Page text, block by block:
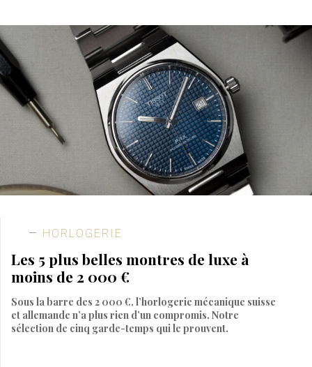
HORLOGERIE
Les 5 plus belles montres de luxe à
moins de 2 000 €
Sous la barre des 2 000 €, l’horlogerie mécanique suisse
et allemande n’a plus rien d’un compromis. Notre
sélection de cinq garde-temps qui le prouvent.